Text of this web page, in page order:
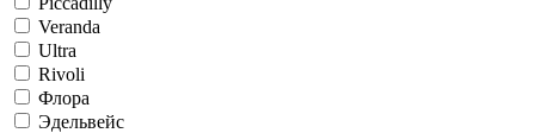
Veranda
Ultra
Rivoli
Флора
Эдельвейс